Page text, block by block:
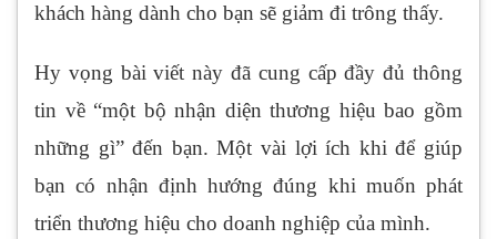
khách hàng dành cho bạn sẽ giảm đi trông thấy.
Hy vọng bài viết này đã cung cấp đầy đủ thông
tin về “một bộ nhận diện thương hiệu bao gồm
những gì” đến bạn. Một vài lợi ích khi để giúp
bạn có nhận định hướng đúng khi muốn phát
triển thương hiệu cho doanh nghiệp của mình.